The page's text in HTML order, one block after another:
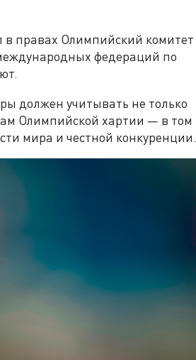
правах Олимпийский комитет
федераций по
должен учитывать не только
Олимпийской хартии — в том
мира и честной конкуренции.